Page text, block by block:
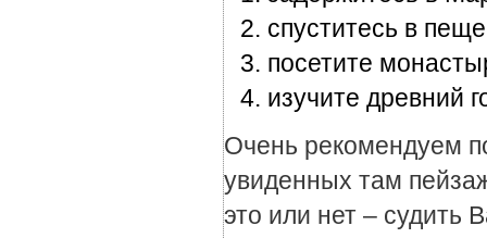
спуститесь в
посетите
изучите древний
Очень рекомендуем
увиденных там
это или нет – судить